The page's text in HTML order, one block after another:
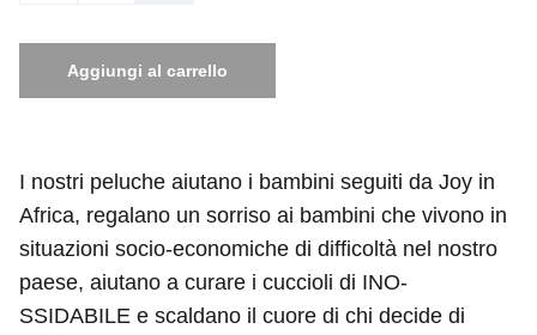
Aggiungi al carrello
I nostri peluche aiutano i bambini seguiti da Joy in
Africa, regalano un sorriso ai bambini che vivono in
situazioni socio-economiche di difficoltà nel nostro
paese, aiutano a curare i cuccioli di INO-
SSIDABILE e scaldano il cuore di chi decide di